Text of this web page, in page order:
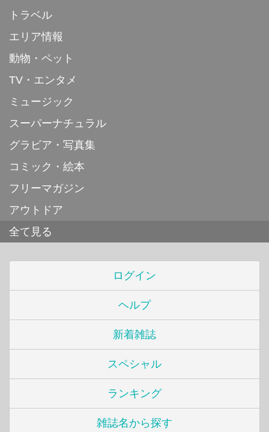
トラベル
エリア情報
動物・ペット
TV・エンタメ
ミュージック
スーパーナチュラル
グラビア・写真集
コミック・絵本
フリーマガジン
アウトドア
全て見る
ログイン
ヘルプ
新着雑誌
スペシャル
ランキング
雑誌名から探す